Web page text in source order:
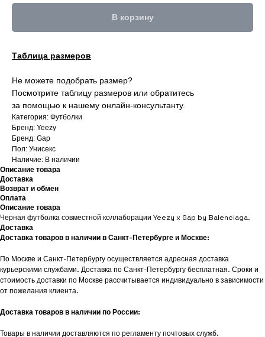
В корзину
Таблица размеров
Не можете подобрать размер?
Посмотрите таблицу размеров или обратитесь
за помощью к нашему онлайн-консультанту.
Категория: Футболки
Бренд: Yeezy
Бренд: Gap
Пол: Унисекс
Наличие: В наличии
Описание товара
Доставка
Возврат и обмен
Оплата
Описание товара
Черная футболка совместной коллаборации Yeezy x Gap by Balenciaga.
Доставка
Доставка товаров в наличии в Санкт-Петербурге и Москве:
По Москве и Санкт-Петербургу осуществляется адресная доставка
курьерскими службами. Доставка по Санкт-Петербургу бесплатная. Сроки и
стоимость доставки по Москве рассчитывается индивидуально в зависимости
от пожелания клиента.
Доставка товаров в наличии по России:
Товары в наличии доставляются по регламенту почтовых служб.